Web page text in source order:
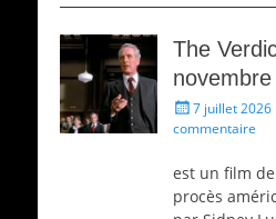
The
Écrit
le
7 juillet 2026
commentaire
est un film de
procès